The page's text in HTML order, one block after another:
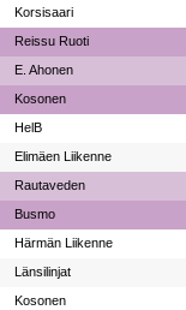
Korsisaari
Reissu Ruoti
E. Ahonen
Kosonen
HelB
Elimäen Liikenne
Rautaveden
Busmo
Härmän Liikenne
Länsilinjat
Kosonen